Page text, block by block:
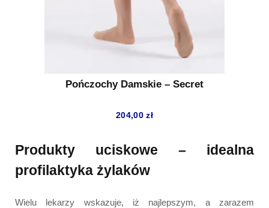
Pończochy Damskie – Secret
204,00zł
Produkty uciskowe – idealna
profilaktyka żylaków
Wielu lekarzy wskazuje, iż najlepszym, a zarazem